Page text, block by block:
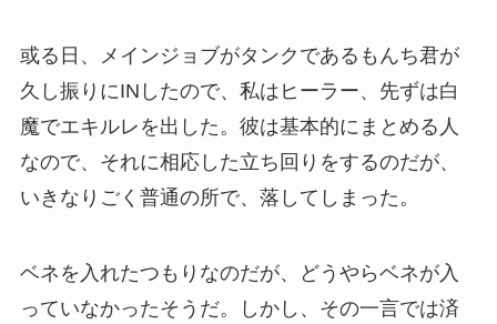
或る日、メインジョブがタンクであるもんち君が
久し振りにINしたので、私はヒーラー、先ずは白
魔でエキルレを出した。彼は基本的にまとめる人
なので、それに相応した立ち回りをするのだが、
いきなりごく普通の所で、落してしまった。
ベネを入れたつもりなのだが、どうやらベネが入
っていなかったそうだ。しかし、その一言では済